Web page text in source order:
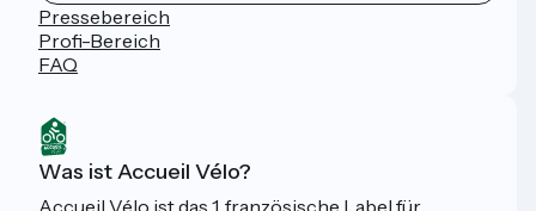
Pressebereich
Profi-Bereich
FAQ
Was ist Accueil Vélo?
Accueil Vélo ist das 1. französische Label für